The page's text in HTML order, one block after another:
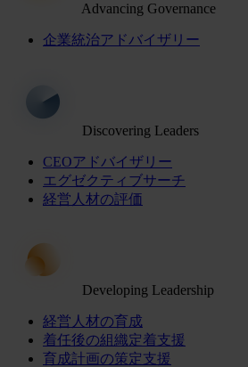
Advancing Governance
企業統治アドバイザリー
Discovering Leaders
CEOアドバイザリー
エグゼクティブサーチ
経営人材の評価
Developing Leadership
経営人材の育成
着任後の組織定着支援
育成計画の策定支援